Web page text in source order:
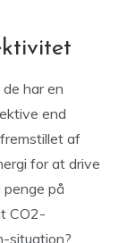
har en
end
af
for at drive
penge på
CO2-
situation?